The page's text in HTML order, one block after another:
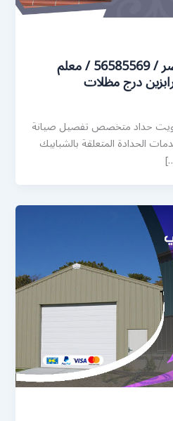
رقم حداد شبابيك القصر / 56585569 / معلم
درج مظلات
حداد متخصص تفصيل صيانة
الحدادة المتعلقة بالشبابيك